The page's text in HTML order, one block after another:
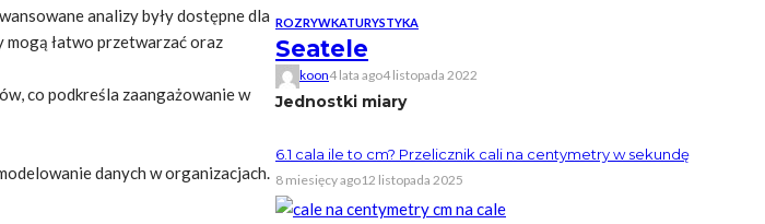
analizy były dostępne dla
łatwo przetwarzać oraz
co podkreśla zaangażowanie w
danych w organizacjach.
ROZRYWKATURYSTYKA
Seatele
koon4 lata ago4 listopada 2022
Jednostki miary
6.1 cala ile to cm? Przelicznik cali na centymetry w sekundę
8 miesięcy ago12 listopada 2025